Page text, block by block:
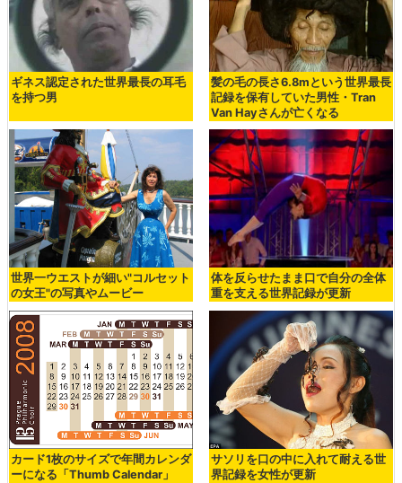
ギネス認定された世界最長の耳毛
を持つ男
髪の毛の長さ6.8mという世界最長
記録を保有していた男性・Tran
Van Hayさんが亡くなる
世界一ウエストが細い"コルセット
の女王"の写真やムービー
体を反らせたまま口で自分の全体
重を支える世界記録が更新
カード1枚のサイズで年間カレンダ
ーになる「Thumb Calendar」
サソリを口の中に入れて耐える世
界記録を女性が更新